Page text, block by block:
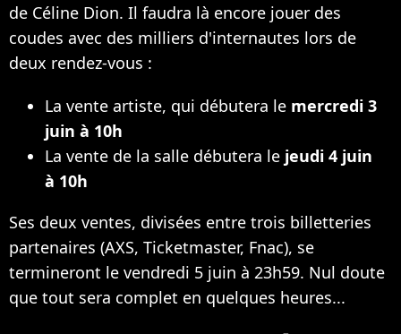
de Céline Dion. Il faudra là encore jouer des
coudes avec des milliers d'internautes lors de
deux rendez-vous :
La vente artiste, qui débutera le mercredi 3
juin à 10h
La vente de la salle débutera le jeudi 4 juin
à 10h
Ses deux ventes, divisées entre trois billetteries
partenaires (AXS, Ticketmaster, Fnac), se
termineront le vendredi 5 juin à 23h59. Nul doute
que tout sera complet en quelques heures...